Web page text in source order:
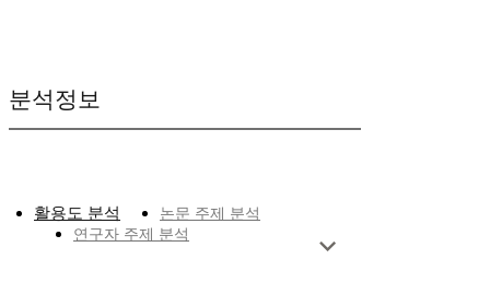
분석정보
활용도 분석
논문 주제 분석
연구자 주제 분석